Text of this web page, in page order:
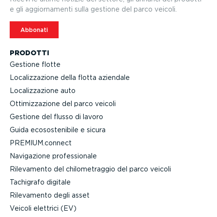
PRODOTTI
Gestione flotte
Localiz­za­zione della flotta aziendale
Localiz­za­zione auto
Ottimiz­za­zione del parco veicoli
Gestione del flusso di lavoro
Guida ecoso­ste­nibile e sicura
PREMIUM.connect
Navigazione profes­sionale
Rilevamento del chilo­me­traggio del parco veicoli
Tachigrafo digitale
Rilevamento degli asset
Veicoli elettrici (EV)
e gli aggior­na­menti sulla gestione del parco veicoli.
Abbonati